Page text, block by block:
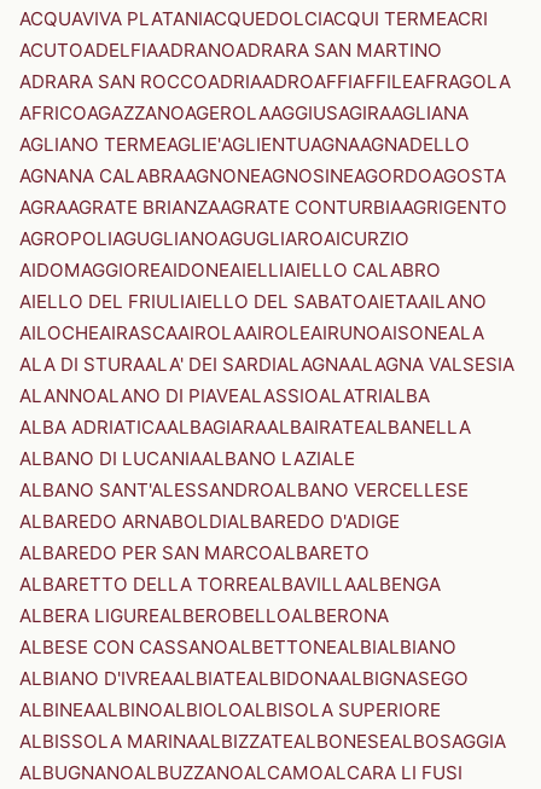
ACQUAVIVA PLATANIACQUEDOLCIACQUI TERMEACRI
ACUTOADELFIAADRANOADRARA SAN MARTINO
ADRARA SAN ROCCOADRIAADROAFFIAFFILEAFRAGOLA
AFRICOAGAZZANOAGEROLAAGGIUSAGIRAAGLIANA
AGLIANO TERMEAGLIE'AGLIENTUAGNAAGNADELLO
AGNANA CALABRAAGNONEAGNOSINEAGORDOAGOSTA
AGRAAGRATE BRIANZAAGRATE CONTURBIAAGRIGENTO
AGROPOLIAGUGLIANOAGUGLIAROAICURZIO
AIDOMAGGIOREAIDONEAIELLIAIELLO CALABRO
AIELLO DEL FRIULIAIELLO DEL SABATOAIETAAILANO
AILOCHEAIRASCAAIROLAAIROLEAIRUNOAISONEALA
ALA DI STURAALA' DEI SARDIALAGNAALAGNA VALSESIA
ALANNOALANO DI PIAVEALASSIOALATRIALBA
ALBA ADRIATICAALBAGIARAALBAIRATEALBANELLA
ALBANO DI LUCANIAALBANO LAZIALE
ALBANO SANT'ALESSANDROALBANO VERCELLESE
ALBAREDO ARNABOLDIALBAREDO D'ADIGE
ALBAREDO PER SAN MARCOALBARETO
ALBARETTO DELLA TORREALBAVILLAALBENGA
ALBERA LIGUREALBEROBELLOALBERONA
ALBESE CON CASSANOALBETTONEALBIALBIANO
ALBIANO D'IVREAALBIATEALBIDONAALBIGNASEGO
ALBINEAALBINOALBIOLOALBISOLA SUPERIORE
ALBISSOLA MARINAALBIZZATEALBONESEALBOSAGGIA
ALBUGNANOALBUZZANOALCAMOALCARA LI FUSI